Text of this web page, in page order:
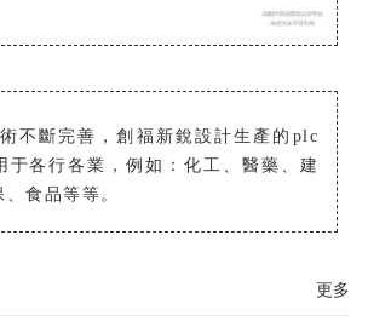
不斷完善，創福新銳設計生產的plc
于各行各業，例如：化工、醫藥、建
食品等等。
更多
應該了解的16個工業鏡頭專業術語